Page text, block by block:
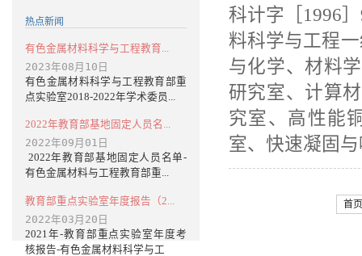
热点新闻
有色金属材料科学与工程教育...
2023年08月10日
有色金属材料科学与工程教育部重
点实验室2018-2022年学术委员...
2022年教育部基地固定人员名...
2022年09月01日
2022年教育部基地固定人员名单-
有色金属材料与工程教育部重...
教育部重点实验室年度报告（2...
2022年03月20日
2021年-教育部重点实验室年度考
核报告-有色金属材料科学与工
科计字［1996
料科学与工程
与化学、材料
研究室、计算
究室、高性能
室、快速凝固
首